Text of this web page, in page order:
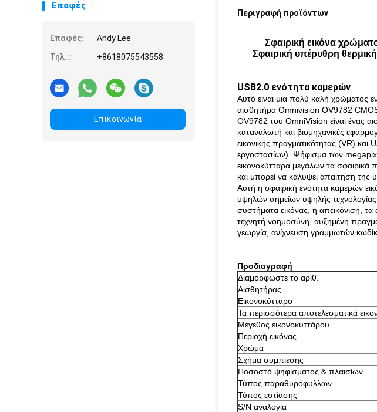
Επαφές
Επαφές:
Andy Lee
Τηλ.::
+8618075543558
Επικοινωνία
Περιγραφή προϊόντων
Σφαιρική εικόνα
Σφαιρική υπέρυθρη
USB2.0 ενότητα καμερών
Αυτό είναι μια πολύ καλή χρώματος
αισθητήρα Omnivision OV9782
OV9782 του OmniVision είναι ένας
καταναλωτή και βιομηχανικές
εικονικής πραγματικότητας (VR)
εργοστασίων). Ψήφισμα των
εικονοκύτταρα μεγάλων τα
και μπορεί να καλύψει απαίτηση
Αυτή η σφαιρική ενότητα καμερών
υψηλών σημείων υψηλής
συστήματα εικόνας, η απεικόνιση, τα
τεχνητή νοημοσύνη, αυξημένη
γεωργία, ανίχνευση γραμμωτών
Προδιαγραφή
Διαμορφώστε το αριθ.
Αισθητήρας
Εικονοκύτταρο
Τα περισσότερα αποτελεσματικά
Μέγεθος εικονοκυττάρου
Περιοχή εικόνας
Χρώμα
Σχήμα συμπίεσης
Ποσοστό ψηφίσματος & πλαισίων
Τύπος παραθυρόφυλλων
Τύπος εστίασης
S/N αναλογία